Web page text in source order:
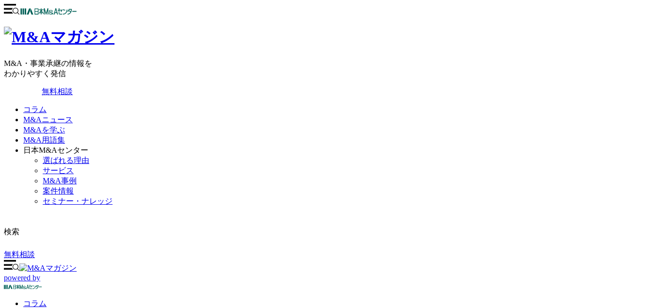
M&A・事業承継の情報を
わかりやすく発信
無料相談
コラム
M&Aニュース
M&Aを学ぶ
M&A用語集
日本M&Aセンター
選ばれる理由
サービス
M&A事例
案件情報
セミナー・ナレッジ
検索
無料相談
powered by
コラム